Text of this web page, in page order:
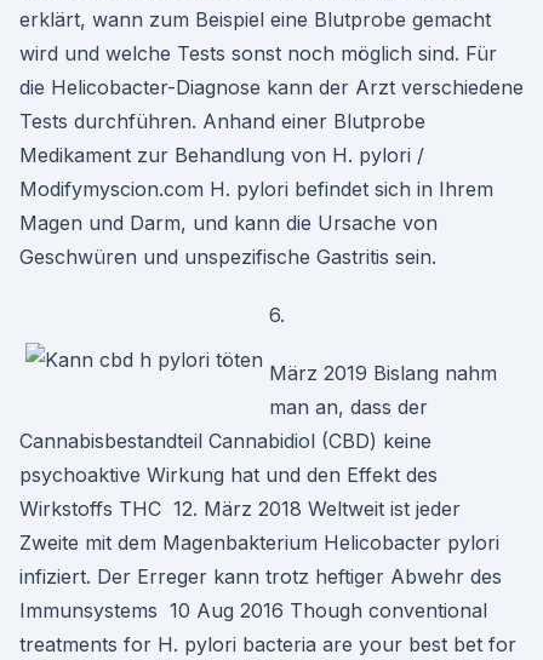
erklärt, wann zum Beispiel eine Blutprobe gemacht
wird und welche Tests sonst noch möglich sind. Für
die Helicobacter-Diagnose kann der Arzt verschiedene
Tests durchführen. Anhand einer Blutprobe
Medikament zur Behandlung von H. pylori /
Modifymyscion.com H. pylori befindet sich in Ihrem
Magen und Darm, und kann die Ursache von
Geschwüren und unspezifische Gastritis sein.
6.
März 2019 Bislang nahm
man an, dass der
Cannabisbestandteil Cannabidiol (CBD) keine
psychoaktive Wirkung hat und den Effekt des
Wirkstoffs THC 12. März 2018 Weltweit ist jeder
Zweite mit dem Magenbakterium Helicobacter pylori
infiziert. Der Erreger kann trotz heftiger Abwehr des
Immunsystems 10 Aug 2016 Though conventional
treatments for H. pylori bacteria are your best bet for